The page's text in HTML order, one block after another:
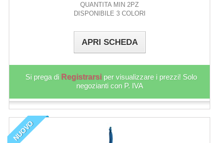
QUANTITA MIN 2PZ
DISPONIBILE 3 COLORI
APRI SCHEDA
Si prega di Registrarsi per visualizzare i prezzi! Solo
negozianti con P. IVA
NUOVO